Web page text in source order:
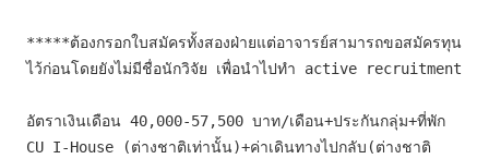
*****ต้องกรอกใบสมัครทั้งสองฝ่ายแต่อาจารย์สามารถขอสมัครทุน
ไว้ก่อนโดยยังไม่มีชื่อนักวิจัย เพื่อนำไปทำ active recruitment
อัตราเงินเดือน 40,000-57,500 บาท/เดือน+ประกันกลุ่ม+ที่พัก
CU I-House (ต่างชาติเท่านั้น)+ค่าเดินทางไปกลับ(ต่างชาติ